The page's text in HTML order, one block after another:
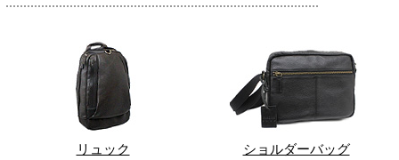
リュック ショルダーバッグ